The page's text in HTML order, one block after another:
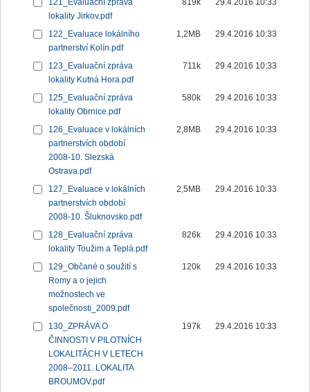
121_Evaluační zpráva
lokality Jirkov.pdf
819k 29.4.2016 10:33
122_Evaluace lokálního
partnerství Kolín.pdf
1,2MB 29.4.2016 10:33
123_Evaluační zpráva
lokality Kutná Hora.pdf
711k 29.4.2016 10:33
125_Evaluační zpráva
lokality Obrnice.pdf
580k 29.4.2016 10:33
126_Evaluace v lokálních
partnerstvích období
2008-10. Slezská
Ostrava.pdf
2,8MB 29.4.2016 10:33
127_Evaluace v lokálních
partnerstvích období
2008-10. Šluknovsko.pdf
2,5MB 29.4.2016 10:33
128_Evaluační zpráva
lokality Toužim a Teplá.pdf
826k 29.4.2016 10:33
129_Občané o soužití s
Romy a o jejich
možnostech ve
společnosti_2009.pdf
120k 29.4.2016 10:33
130_ZPRÁVA O
ČINNOSTI V PILOTNÍCH
LOKALITÁCH V LETECH
2008–2011. LOKALITA
BROUMOV.pdf
197k 29.4.2016 10:33